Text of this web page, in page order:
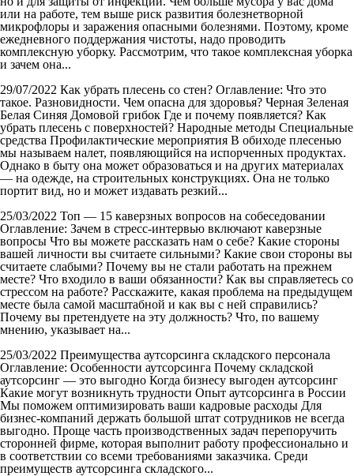
или на работе, тем выше риск развития болезнетворной
микрофлоры и заражения опасными болезнями. Поэтому, кроме
ежедневного поддержания чистоты, надо проводить
комплексную уборку. Рассмотрим, что такое комплексная уборка
и зачем она...
29/07/2022 Как убрать плесень со стен? Оглавление: Что это
такое. Разновидности. Чем опасна для здоровья? Черная Зеленая
Белая Синяя Домовой грибок Где и почему появляется? Как
убрать плесень с поверхностей? Народные методы Специальные
средства Профилактические мероприятия В обиходе плесенью
мы называем налет, появляющийся на испорченных продуктах.
Однако в быту она может образоваться и на других материалах
— на одежде, на строительных конструкциях. Она не только
портит вид, но и может издавать резкий...
25/03/2022 Топ — 15 каверзных вопросов на собеседовании
Оглавление: Зачем в стресс-интервью включают каверзные
вопросы Что вы можете рассказать нам о себе? Какие стороны
вашей личности вы считаете сильными? Какие свои стороны вы
считаете слабыми? Почему вы не стали работать на прежнем
месте? Что входило в ваши обязанности? Как вы справляетесь со
стрессом на работе? Расскажите, какая проблема на предыдущем
месте была самой масштабной и как вы с ней справились?
Почему вы претендуете на эту должность? Что, по вашему
мнению, указывает на...
25/03/2022 Преимущества аутсорсинга складского персонала
Оглавление: Особенности аутсорсинга Почему складской
аутсорсинг — это выгодно Когда бизнесу выгоден аутсорсинг
Какие могут возникнуть трудности Опыт аутсорсинга в России
Мы поможем оптимизировать ваши кадровые расходы Для
бизнес-компаний держать большой штат сотрудников не всегда
выгодно. Проще часть производственных задач перепоручить
сторонней фирме, которая выполнит работу профессионально и
в соответствии со всеми требованиями заказчика. Среди
преимуществ аутсорсинга складского...